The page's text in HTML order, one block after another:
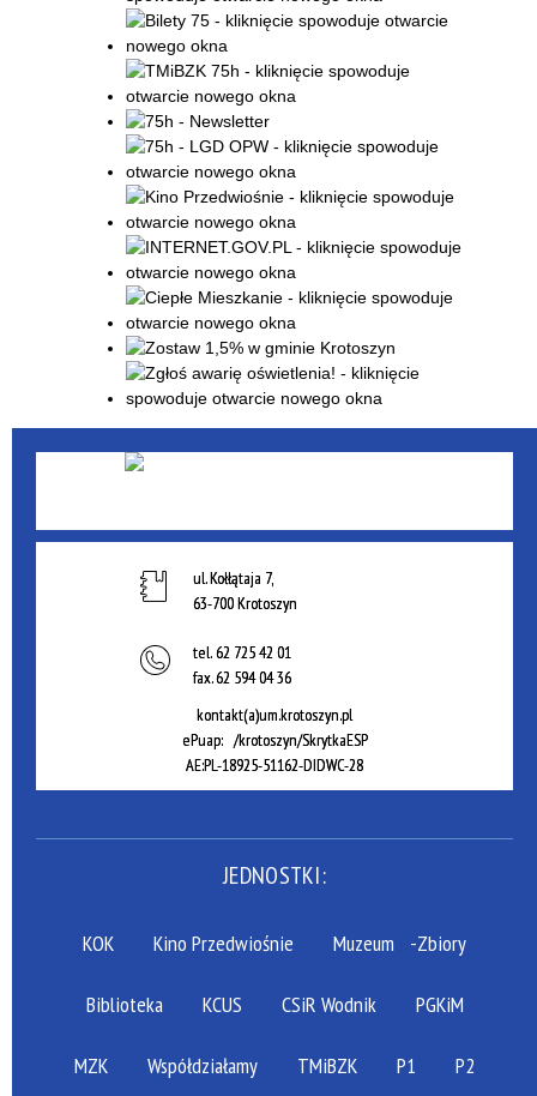
ul. Kołłątaja 7,
63-700 Krotoszyn
tel.62 725 42 01
fax.62 594 04 36
kontakt(a)um.krotoszyn.pl
ePuap: /krotoszyn/SkrytkaESP
AE:PL-18925-51162-DIDWC-28
JEDNOSTKI:
KOK Kino Przedwiośnie Muzeum -Zbiory
Biblioteka KCUS CSiR Wodnik PGKiM
MZK Współdziałamy TMiBZK P1 P2